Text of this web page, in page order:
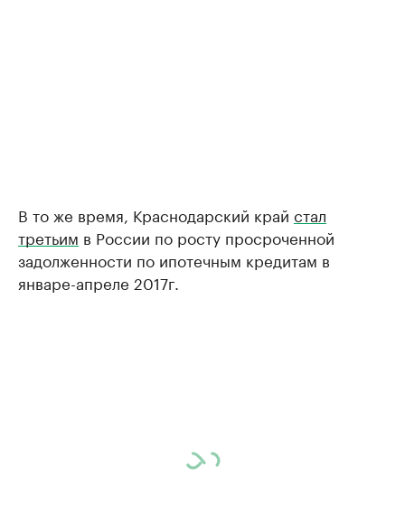
В то же время, Краснодарский край стал
третьим в России по росту просроченной
задолженности по ипотечным кредитам в
январе-апреле 2017г.